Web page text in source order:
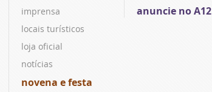
imprensa
locais turísticos
loja oficial
notícias
novena e festa
anuncie no A12